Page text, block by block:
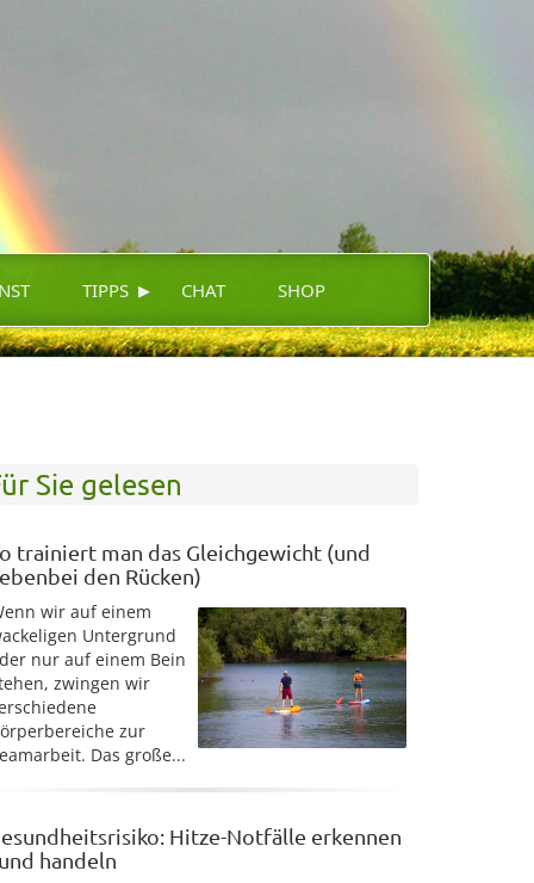
TIPPS ▸ CHAT SHOP
Sie gelesen
trainiert man das Gleichgewicht (und
den Rücken)
wir auf einem
Untergrund
nur auf einem Bein
zwingen wir
zur
Das große...
Hitze-Notfälle erkennen
handeln